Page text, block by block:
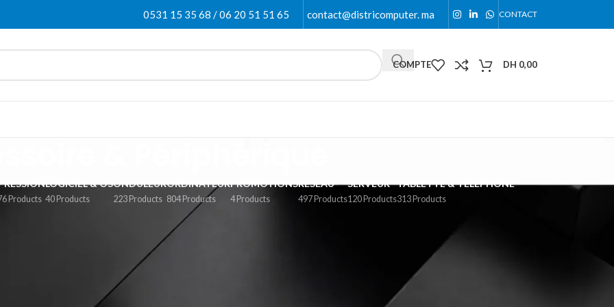
0531 15 35 68 / 06 20 51 51 65 contact@districomputer. ma CONTACT
COMPTE DH 0,00
Products
LOGICIEL & OS
40 Products
ONDULEUR
223 Products
ORDINATEUR
804 Products
PROMOTIONS
4 Products
RÉSEAU
497 Products
SERVEUR
120 Products
TABLETTE & TÉLÉPHONE
313 Products
avec nos accessoires et périphériques informatiques : claviers, souris, tapis, webcams, hubs USB, lecteurs externes,
pour le télétravail, le gaming ou la bureautique, nos accessoires sont compatibles avec tous types de PC.
avec les meilleures marques du marché.